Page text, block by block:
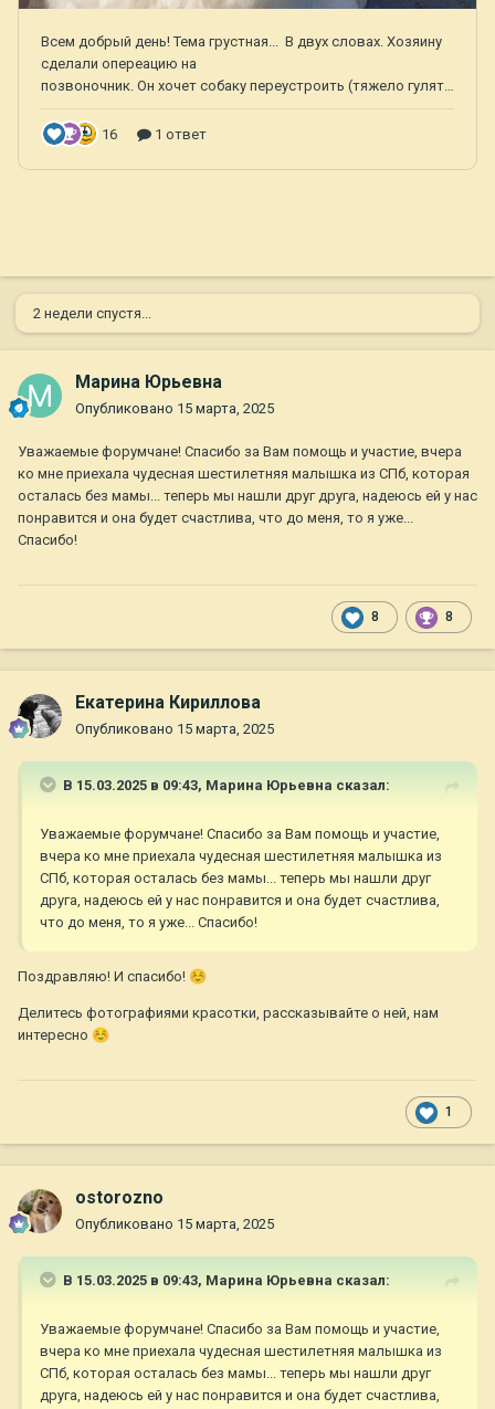
2 недели спустя...
Марина Юрьевна
Опубликовано 15 марта, 2025
Уважаемые форумчане! Спасибо за Вам помощь и участие, вчера
ко мне приехала чудесная шестилетняя малышка из СПб, которая
осталась без мамы... теперь мы нашли друг друга, надеюсь ей у нас
понравится и она будет счастлива, что до меня, то я уже...
Спасибо!
8 8
Екатерина Кириллова
Опубликовано 15 марта, 2025
В 15.03.2025 в 09:43, Марина Юрьевна сказал:
Уважаемые форумчане! Спасибо за Вам помощь и участие,
вчера ко мне приехала чудесная шестилетняя малышка из
СПб, которая осталась без мамы... теперь мы нашли друг
друга, надеюсь ей у нас понравится и она будет счастлива,
что до меня, то я уже... Спасибо!
Поздравляю! И спасибо! ☺️
Делитесь фотографиями красотки, рассказывайте о ней, нам
интересно ☺️
1
ostorozno
Опубликовано 15 марта, 2025
В 15.03.2025 в 09:43, Марина Юрьевна сказал:
Уважаемые форумчане! Спасибо за Вам помощь и участие,
вчера ко мне приехала чудесная шестилетняя малышка из
СПб, которая осталась без мамы... теперь мы нашли друг
друга, надеюсь ей у нас понравится и она будет счастлива,